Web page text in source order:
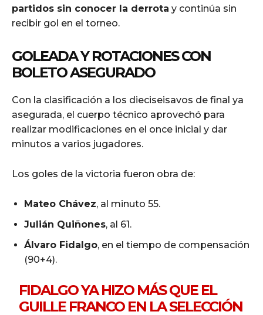
partidos sin conocer la derrota y continúa sin
recibir gol en el torneo.
GOLEADA Y ROTACIONES CON
BOLETO ASEGURADO
Con la clasificación a los dieciseisavos de final ya
asegurada, el cuerpo técnico aprovechó para
realizar modificaciones en el once inicial y dar
minutos a varios jugadores.
Los goles de la victoria fueron obra de:
Mateo Chávez, al minuto 55.
Julián Quiñones, al 61.
Álvaro Fidalgo, en el tiempo de compensación
(90+4).
FIDALGO YA HIZO MÁS QUE EL
GUILLE FRANCO EN LA SELECCIÓN